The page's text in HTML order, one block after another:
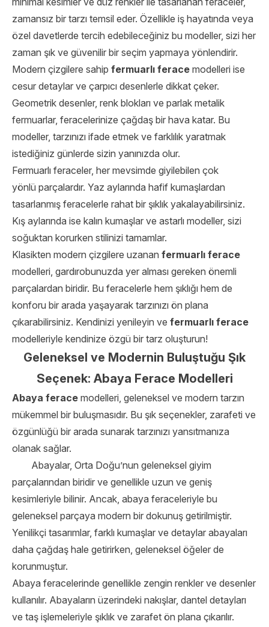
zamansız bir tarzı temsil eder. Özellikle iş hayatında veya
özel davetlerde tercih edebileceğiniz bu modeller, sizi her
zaman şık ve güvenilir bir seçim yapmaya yönlendirir.
Modern çizgilere sahip fermuarlı ferace modelleri ise
cesur detaylar ve çarpıcı desenlerle dikkat çeker.
Geometrik desenler, renk blokları ve parlak metalik
fermuarlar, feracelerinize çağdaş bir hava katar. Bu
modeller, tarzınızı ifade etmek ve farklılık yaratmak
istediğiniz günlerde sizin yanınızda olur.
Fermuarlı feraceler, her mevsimde giyilebilen çok
yönlü parçalardır. Yaz aylarında hafif kumaşlardan
tasarlanmış feracelerle rahat bir şıklık yakalayabilirsiniz.
Kış aylarında ise kalın kumaşlar ve astarlı modeller, sizi
soğuktan korurken stilinizi tamamlar.
Klasikten modern çizgilere uzanan fermuarlı ferace
modelleri, gardırobunuzda yer alması gereken önemli
parçalardan biridir. Bu feracelerle hem şıklığı hem de
konforu bir arada yaşayarak tarzınızı ön plana
çıkarabilirsiniz. Kendinizi yenileyin ve fermuarlı ferace
modelleriyle kendinize özgü bir tarz oluşturun!
Geleneksel ve Modernin Buluştuğu Şık
Seçenek: Abaya Ferace Modelleri
Abaya ferace modelleri, geleneksel ve modern tarzın
mükemmel bir buluşmasıdır. Bu şık seçenekler, zarafeti ve
özgünlüğü bir arada sunarak tarzınızı yansıtmanıza
olanak sağlar.
Abayalar, Orta Doğu’nun geleneksel giyim
parçalarından biridir ve genellikle uzun ve geniş
kesimleriyle bilinir. Ancak, abaya feraceleriyle bu
geleneksel parçaya modern bir dokunuş getirilmiştir.
Yenilikçi tasarımlar, farklı kumaşlar ve detaylar abayaları
daha çağdaş hale getirirken, geleneksel öğeler de
korunmuştur.
Abaya feracelerinde genellikle zengin renkler ve desenler
kullanılır. Abayaların üzerindeki nakışlar, dantel detayları
ve taş işlemeleriyle şıklık ve zarafet ön plana çıkarılır.